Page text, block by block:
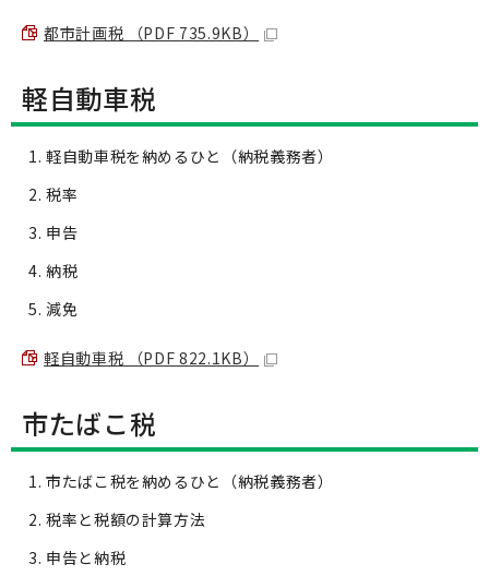
都市計画税 （PDF 735.9KB）
軽自動車税
軽自動車税を納めるひと（納税義務者）
税率
申告
納税
減免
軽自動車税 （PDF 822.1KB）
市たばこ税
市たばこ税を納めるひと（納税義務者）
税率と税額の計算方法
申告と納税